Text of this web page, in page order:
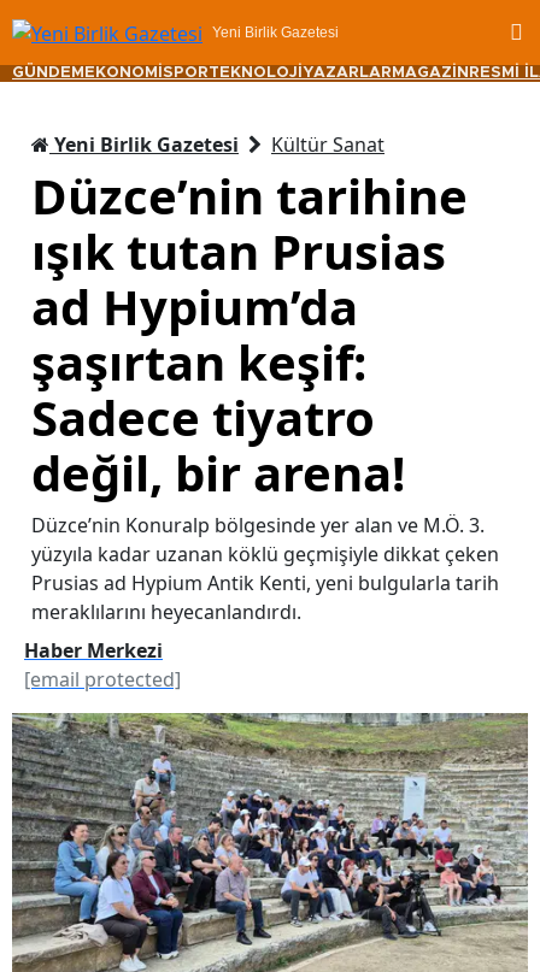
Yeni Birlik Gazetesi
GÜNDEM EKONOMİ SPORTEKNOLOJİ YAZARLAR MAGAZİN RESMİ
Yeni Birlik Gazetesi Kültür Sanat
Düzce’nin tarihine
ışık tutan Prusias
ad Hypium’da
şaşırtan keşif:
Sadece tiyatro
değil, bir arena!
Düzce’nin Konuralp bölgesinde yer alan ve M.Ö. 3.
yüzyıla kadar uzanan köklü geçmişiyle dikkat çeken
Prusias ad Hypium Antik Kenti, yeni bulgularla tarih
meraklılarını heyecanlandırdı.
Haber Merkezi
[email protected]